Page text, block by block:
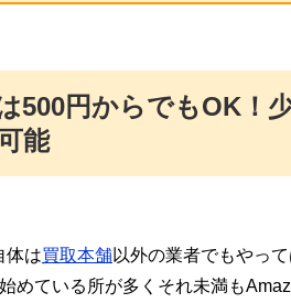
500円からでもOK！
能
体は買取本舗以外の業者でもやっ
めている所が多くそれ未満も